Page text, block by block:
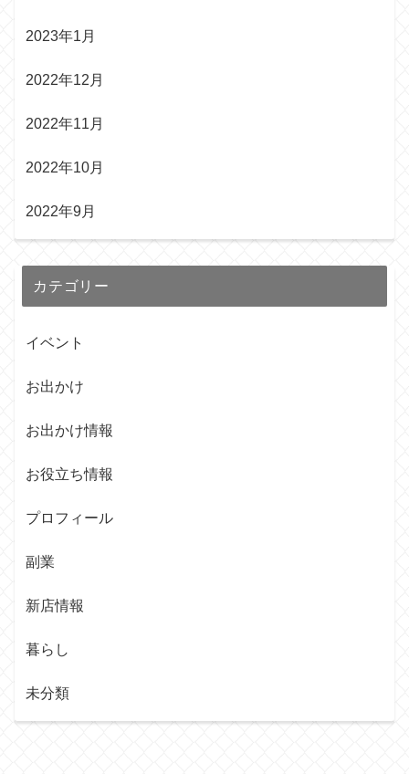
2023年1月
2022年12月
2022年11月
2022年10月
2022年9月
カテゴリー
イベント
お出かけ
お出かけ情報
お役立ち情報
プロフィール
副業
新店情報
暮らし
未分類